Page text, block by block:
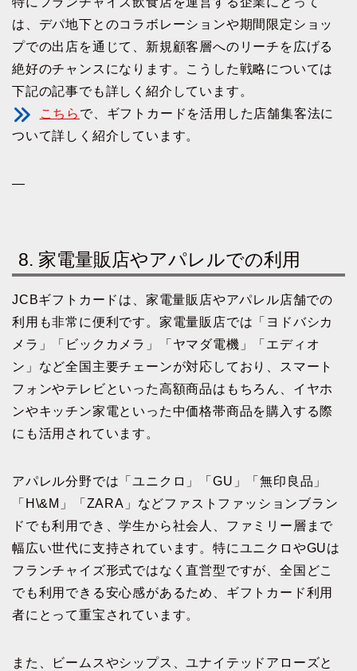
は、デパ地下とのコラボレーションや期間限定ショッ
プでの出店を通じて、新規顧客層へのリーチを広げる
絶好のチャンスになります。こうした戦略については
下記の記事でも詳しく紹介しています。
こちら で、ギフトカードを活用した店舗集客法に
ついて詳しく紹介しています。
—
8. 家電量販店やアパレルでの利用
JCBギフトカードは、家電量販店やアパレル店舗での
利用も非常に便利です。家電量販店では「ヨドバシカ
メラ」「ビックカメラ」「ヤマダ電機」「エディオ
ン」など全国主要チェーンが対応しており、スマート
フォンやテレビといった高額商品はもちろん、イヤホ
ンやキッチン家電といった中価格帯商品を購入する際
にも活用されています。
アパレル分野では「ユニクロ」「GU」「無印良品」
「H\&M」「ZARA」などファストファッションブラン
ドでも利用でき、学生から社会人、ファミリー層まで
幅広い世代に支持されています。特にユニクロやGUは
フランチャイズ形式ではなく直営型ですが、全国どこ
でも利用できる安心感があるため、ギフトカード利用
者にとって重宝されています。
また、ビームスやシップス、ユナイテッドアローズと